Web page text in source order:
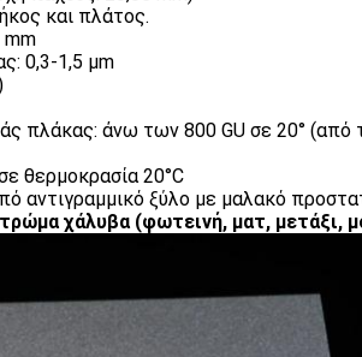
και πλάτος.
mm
0,3-1,5 μm
πλάκας: άνω των 800 GU σε 20° (από
θερμοκρασία 20°C
αντιγραμμικό ξύλο με μαλακό
χάλυβα (φωτεινή, ματ, μετάξι,